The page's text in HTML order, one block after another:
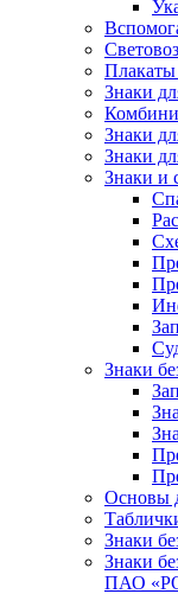
Плакаты
Знаки
Знаки
Знаки
Знаки и
Знаки
Основы
Знаки
Знаки
ПАО